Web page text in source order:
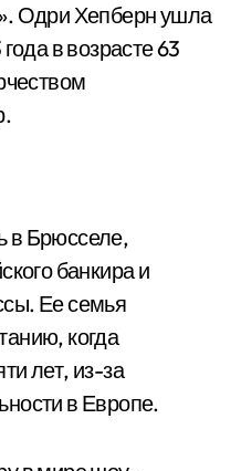
Одри Хепберн ушла
в возрасте 63
в Брюсселе,
банкира и
Ее семья
когда
лет, из-за
в Европе.